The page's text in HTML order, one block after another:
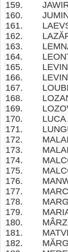
159.
160.
161.
162.
163.
164.
165.
166.
167.
168.
169.
170. LUCA
171.
172. MALAI
173. MALAI
174.
175.
176.
177.
178.
179.
180.
181.
182.